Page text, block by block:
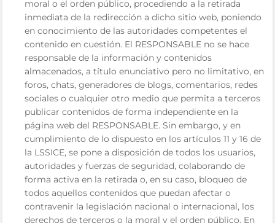
moral o el orden público, procediendo a la retirada
inmediata de la redirección a dicho sitio web, poniendo
en conocimiento de las autoridades competentes el
contenido en cuestión. El RESPONSABLE no se hace
responsable de la información y contenidos
almacenados, a título enunciativo pero no limitativo, en
foros, chats, generadores de blogs, comentarios, redes
sociales o cualquier otro medio que permita a terceros
publicar contenidos de forma independiente en la
página web del RESPONSABLE. Sin embargo, y en
cumplimiento de lo dispuesto en los artículos 11 y 16 de
la LSSICE, se pone a disposición de todos los usuarios,
autoridades y fuerzas de seguridad, colaborando de
forma activa en la retirada o, en su caso, bloqueo de
todos aquellos contenidos que puedan afectar o
contravenir la legislación nacional o internacional, los
derechos de terceros o la moral y el orden público. En